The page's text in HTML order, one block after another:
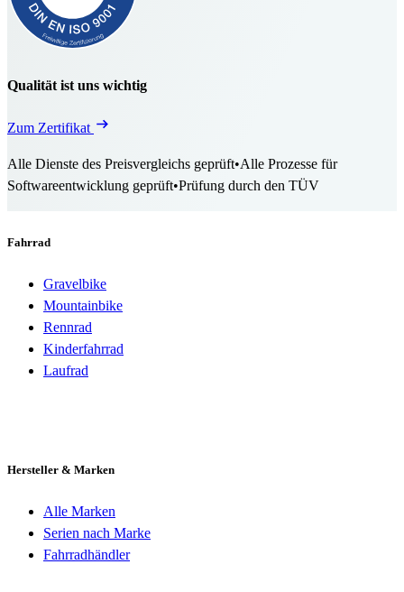
Qualität ist uns wichtig
Zum Zertifikat
Alle Dienste des Preisvergleichs geprüft•Alle Prozesse für
Softwareentwicklung geprüft•Prüfung durch den TÜV
Fahrrad
Gravelbike
Mountainbike
Rennrad
Kinderfahrrad
Laufrad
Hersteller & Marken
Alle Marken
Serien nach Marke
Fahrradhändler